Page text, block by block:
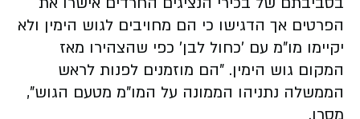
הפרטים אך הדגישו כי הם מחויבים לגוש הימין ולא
יקיימו מו"מ עם 'כחול לבן' כפי שהצהירו מאז
המקום גוש הימין. "הם מוזמנים לפנות לראש
הממשלה נתניהו הממונה על המו"מ מטעם הגוש",
מסרו.